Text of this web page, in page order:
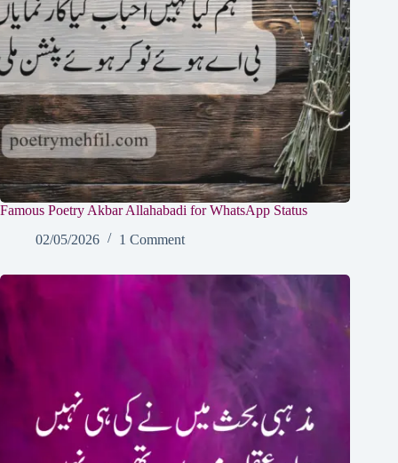
Famous Poetry Akbar Allahabadi for WhatsApp Status
02/05/2026
1 Comment